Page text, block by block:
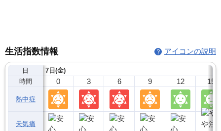
生活指数情報 アイコンの説明
日
時間
熱中症
天気痛
7日(金)
0 3 6 9 12 15